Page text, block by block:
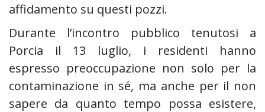
affidamento su questi pozzi.
Durante l’incontro pubblico tenutosi a
Porcia il 13 luglio, i residenti hanno
espresso preoccupazione non solo per la
contaminazione in sé, ma anche per il non
sapere da quanto tempo possa esistere,